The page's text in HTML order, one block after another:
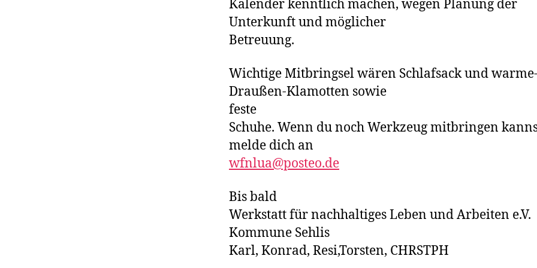
Kalender kenntlich machen, wegen Planung der
Unterkunft und möglicher
Betreuung.
Wichtige Mitbringsel wären Schlafsack und
Draußen-Klamotten sowie
feste
Schuhe. Wenn du noch Werkzeug mitbringen
melde dich an
wfnlua@posteo.de
Bis bald
Werkstatt für nachhaltigesLeben und Arbeiten e.V.
Kommune Sehlis
Karl, Konrad, Resi,Torsten, CHRSTPH